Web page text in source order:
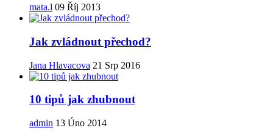
mata.l 09 Říj 2013
Jak zvládnout přechod?
Jana Hlavacova 21 Srp 2016
10 tipů jak zhubnout
admin 13 Úno 2014